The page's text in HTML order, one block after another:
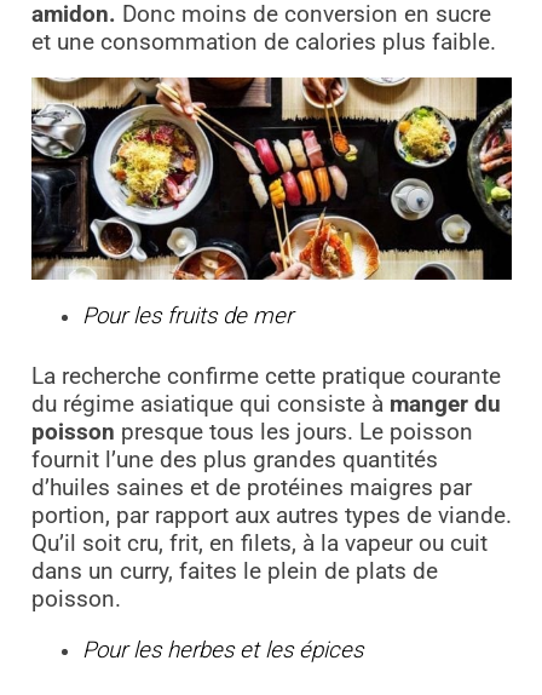
amidon. Donc moins de conversion en sucre
et une consommation de calories plus faible.
Pour les fruits de mer
La recherche confirme cette pratique courante
du régime asiatique qui consiste à manger du
poisson presque tous les jours. Le poisson
fournit l’une des plus grandes quantités
d’huiles saines et de protéines maigres par
portion, par rapport aux autres types de viande.
Qu’il soit cru, frit, en filets, à la vapeur ou cuit
dans un curry, faites le plein de plats de
poisson.
Pour les herbes et les épices